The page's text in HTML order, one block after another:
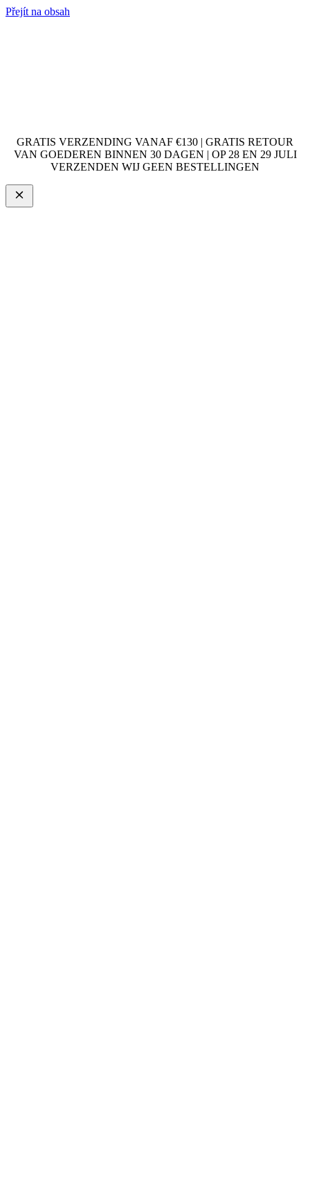
Přejít na obsah
GRATIS VERZENDING VANAF €130 | GRATIS RETOUR
VAN GOEDEREN BINNEN 30 DAGEN | OP 28 EN 29 JULI
VERZENDEN WIJ GEEN BESTELLINGEN